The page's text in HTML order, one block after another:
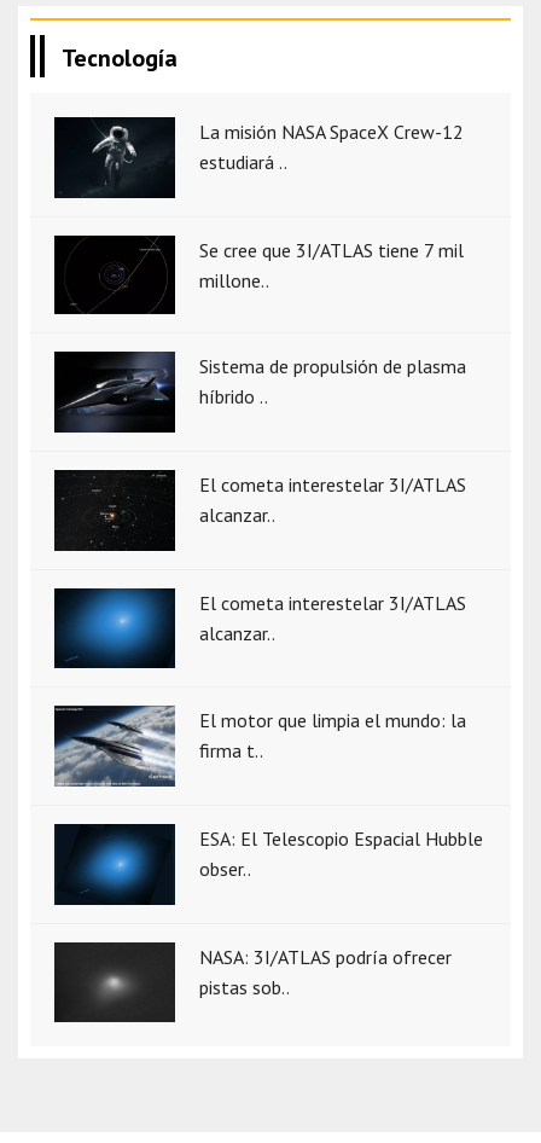
Tecnología
La misión NASA SpaceX Crew-12
estudiará ..
Se cree que 3I/ATLAS tiene 7 mil
millone..
Sistema de propulsión de plasma
híbrido ..
El cometa interestelar 3I/ATLAS
alcanzar..
El cometa interestelar 3I/ATLAS
alcanzar..
El motor que limpia el mundo: la
firma t..
ESA: El Telescopio Espacial Hubble
obser..
NASA: 3I/ATLAS podría ofrecer
pistas sob..